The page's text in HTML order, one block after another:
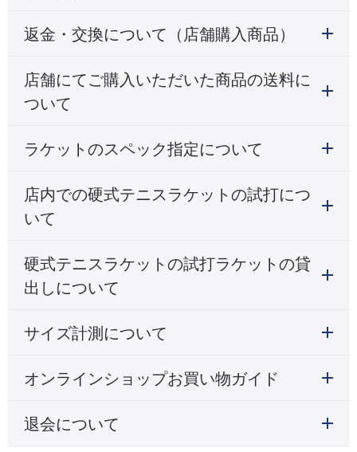
返金・交換について（店舗購入商品）
店舗にてご購入いただいた商品の送料に
ついて
ラケットのスペック指定について
店内での硬式テニスラケットの試打につ
いて
硬式テニスラケットの試打ラケットの貸
出しについて
サイズ計測について
オンラインショップお買い物ガイド
退会について